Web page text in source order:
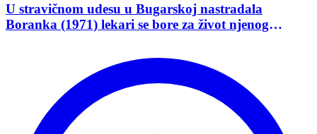
U stravičnom udesu u Bugarskoj nastradala
Boranka (1971) lekari se bore za život njenog